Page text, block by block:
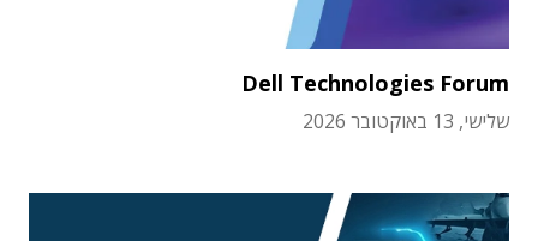
Dell Technologies Forum
שלישי, 13 באוקטובר 2026